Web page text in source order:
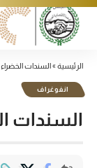
الرئيسية »السندات الخضراء
انفوغراف
السندات